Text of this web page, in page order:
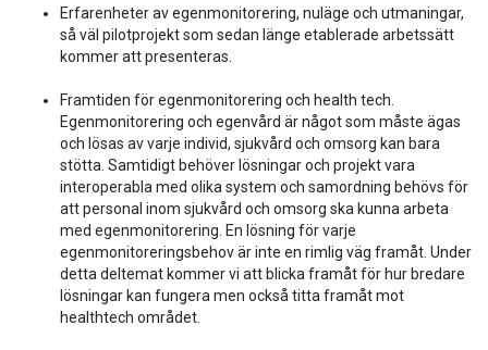
Erfarenheter av egenmonitorering, nuläge och utmaningar,
så väl pilotprojekt som sedan länge etablerade arbetssätt
kommer att presenteras.
Framtiden för egenmonitorering och health tech.
Egenmonitorering och egenvård är något som måste ägas
och lösas av varje individ, sjukvård och omsorg kan bara
stötta. Samtidigt behöver lösningar och projekt vara
interoperabla med olika system och samordning behövs för
att personal inom sjukvård och omsorg ska kunna arbeta
med egenmonitorering. En lösning för varje
egenmonitoreringsbehov är inte en rimlig väg framåt. Under
detta deltemat kommer vi att blicka framåt för hur bredare
lösningar kan fungera men också titta framåt mot
healthtech området.